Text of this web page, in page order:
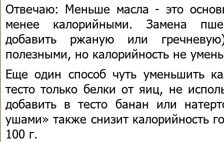
Отвечаю: Меньше масла - это
менее калорийными. Замена
добавить ржаную или
полезными, но калорийность не
Еще один способ чуть уменьшить
тесто только белки от яиц, не
добавить в тесто банан или
ушами» также снизит калорийность
100 г.